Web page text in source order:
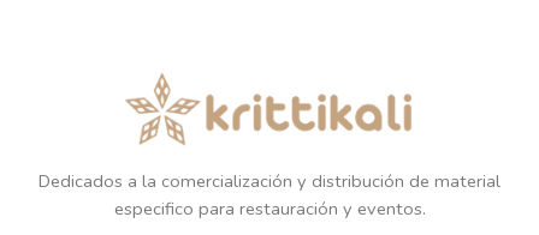
Dedicados a la comercialización y distribución de material
especifico para restauración y eventos.